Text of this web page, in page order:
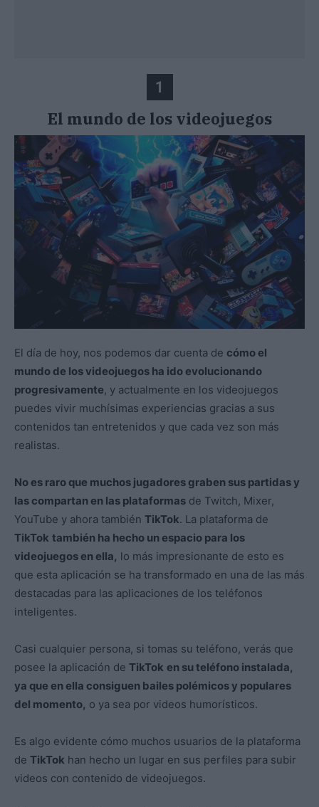
1
El mundo de los videojuegos
El día de hoy, nos podemos dar cuenta de cómo el
mundo de los videojuegos ha ido evolucionando
progresivamente, y actualmente en los videojuegos
puedes vivir muchísimas experiencias gracias a sus
contenidos tan entretenidos y que cada vez son más
realistas.
No es raro que muchos jugadores graben sus partidas y
las compartan en las plataformas de Twitch, Mixer,
YouTube y ahora también TikTok. La plataforma de
TikTok también ha hecho un espacio para los
videojuegos en ella, lo más impresionante de esto es
que esta aplicación se ha transformado en una de las más
destacadas para las aplicaciones de los teléfonos
inteligentes.
Casi cualquier persona, si tomas su teléfono, verás que
posee la aplicación de TikTok en su teléfono instalada,
ya que en ella consiguen bailes polémicos y populares
del momento, o ya sea por videos humorísticos.
Es algo evidente cómo muchos usuarios de la plataforma
de TikTok han hecho un lugar en sus perfiles para subir
videos con contenido de videojuegos.